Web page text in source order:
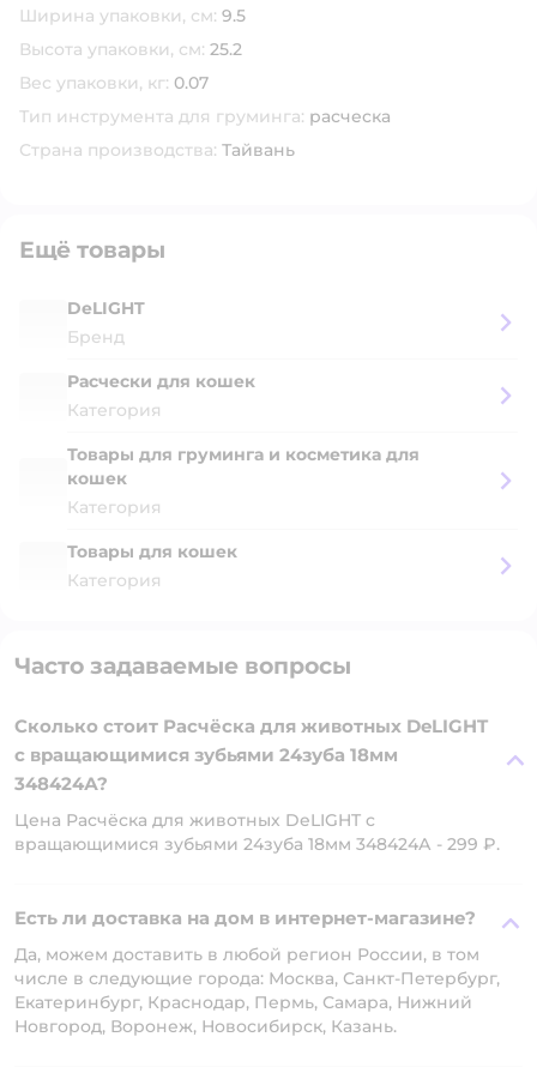
Ширина упаковки, см: 9.5
Высота упаковки, см: 25.2
Вес упаковки, кг: 0.07
Тип инструмента для груминга: расческа
Страна производства: Тайвань
Ещё товары
DeLIGHT
Бренд
Расчески для кошек
Категория
Товары для груминга и косметика для
кошек
Категория
Товары для кошек
Категория
Часто задаваемые вопросы
Сколько стоит Расчёска для животных DeLIGHT
c вращающимися зубьями 24зуба 18мм
348424А?
Цена Расчёска для животных DeLIGHT c
вращающимися зубьями 24зуба 18мм 348424А - 299 ₽.
Есть ли доставка на дом в интернет-магазине?
Да, можем доставить в любой регион России, в том
числе в следующие города: Москва, Санкт-Петербург,
Екатеринбург, Краснодар, Пермь, Самара, Нижний
Новгород, Воронеж, Новосибирск, Казань.